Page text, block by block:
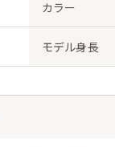
カラー
モデル身長